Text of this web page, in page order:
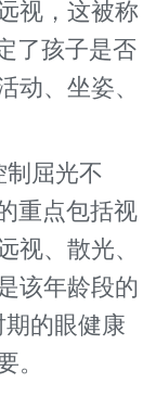
视，这被称
了孩子是否
动、坐姿、
屈光不
重点包括视
视、散光、
该年龄段的
的眼健康
。